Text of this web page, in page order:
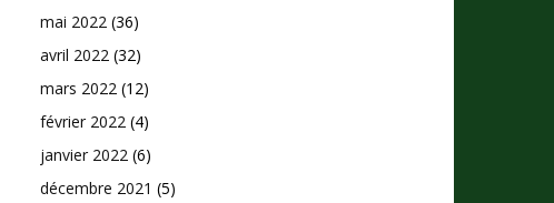
mai 2022 (36)
avril 2022 (32)
mars 2022 (12)
février 2022 (4)
janvier 2022 (6)
décembre 2021 (5)